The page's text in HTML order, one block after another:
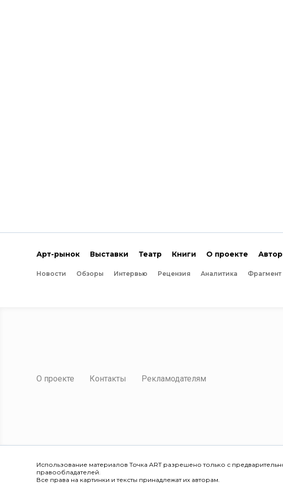
Арт-рынок Выставки Театр Книги О проекте
Новости Обзоры Интервью Рецензия Аналитика Фрагмент
О проекте Контакты Рекламодателям
Использование материалов Точка ART разрешено только с
правообладателей.
Все права на картинки и тексты принадлежат их авторам.